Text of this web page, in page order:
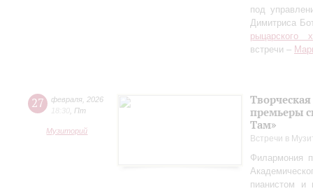
под
Димитриса
рыцарского
встречи –
27 февраля 2026
18:30 Пт
Музиторий
премьеры
Там»
Встречи в
Филармония
пианистом и